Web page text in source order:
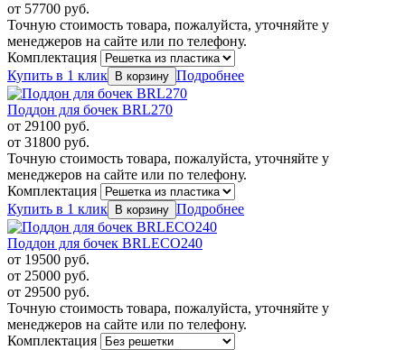
от 57700 руб.
Точную стоимость товара, пожалуйста, уточняйте у
менеджеров на сайте или по телефону.
Комплектация
Купить в 1 клик
Подробнее
Поддон для бочек BRL270
от 29100 руб.
от 31800 руб.
Точную стоимость товара, пожалуйста, уточняйте у
менеджеров на сайте или по телефону.
Комплектация
Купить в 1 клик
Подробнее
Поддон для бочек BRLECO240
от 19500 руб.
от 25000 руб.
от 29500 руб.
Точную стоимость товара, пожалуйста, уточняйте у
менеджеров на сайте или по телефону.
Комплектация